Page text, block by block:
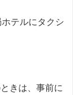
テルにタクシ
きは、事前に